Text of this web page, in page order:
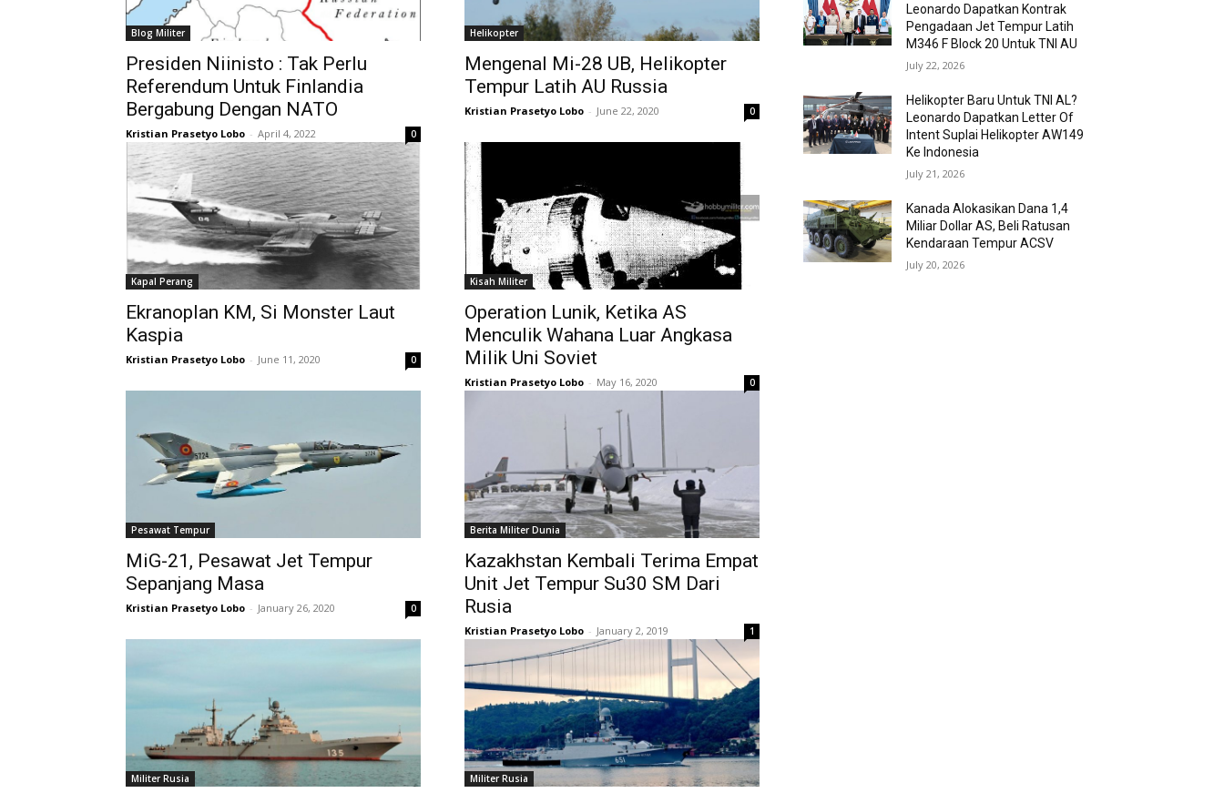
Blog Militer
Presiden Niinisto : Tak Perlu
Referendum Untuk Finlandia
Bergabung Dengan NATO
Kristian Prasetyo Lobo - April 4, 2022 0
Helikopter
Mengenal Mi-28 UB, Helikopter
Tempur Latih AU Russia
Kristian Prasetyo Lobo - June 22, 2020 0
Kapal Perang
Ekranoplan KM, Si Monster Laut
Kaspia
Kristian Prasetyo Lobo - June 11, 2020 0
Kisah Militer
Operation Lunik, Ketika AS
Menculik Wahana Luar Angkasa
Milik Uni Soviet
Kristian Prasetyo Lobo - May 16, 2020 0
Pesawat Tempur
MiG-21, Pesawat Jet Tempur
Sepanjang Masa
Kristian Prasetyo Lobo - January 26, 2020 0
Berita Militer Dunia
Kazakhstan Kembali Terima Empat
Unit Jet Tempur Su30 SM Dari
Rusia
Kristian Prasetyo Lobo - January 2, 2019 1
Militer Rusia Militer Rusia
Leonardo Dapatkan Kontrak
Pengadaan Jet Tempur Latih
M346 F Block 20 Untuk TNI AU
July 22, 2026
Helikopter Baru Untuk TNI AL?
Leonardo Dapatkan Letter Of
Intent Suplai Helikopter AW149
Ke Indonesia
July 21, 2026
Kanada Alokasikan Dana 1,4
Miliar Dollar AS, Beli Ratusan
Kendaraan Tempur ACSV
July 20, 2026